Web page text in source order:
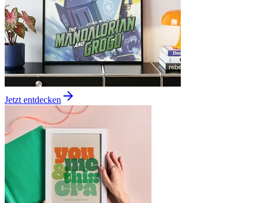
Jetzt entdecken